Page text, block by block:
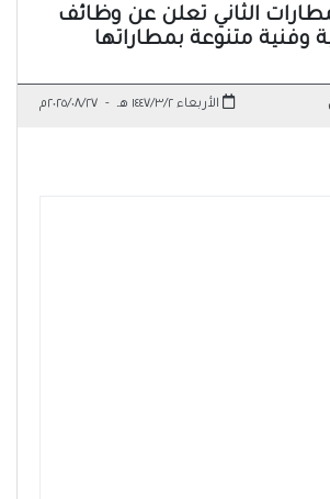
الثاني تعلن عن وظائف
وفنية متنوعة بمطاراتها
الأربعاء ١٤٤٧/٣/٢ هـ - ٢٠٢٥/٠٨/٢٧م